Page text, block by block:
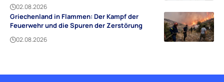
02.08.2026
Griechenland in Flammen: Der Kampf der
Feuerwehr und die Spuren der Zerstörung
02.08.2026